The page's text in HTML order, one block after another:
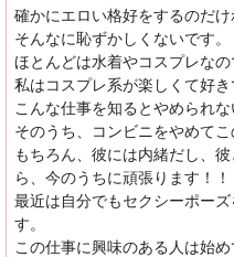
確かにエロい格好をするのだ
そんなに恥ずかしくないです。
ほとんどは水着やコスプレなの
私はコスプレ系が楽しくて好き
こんな仕事を知るとやめられな
そのうち、コンビニをやめてこ
もちろん、彼には内緒だし、
ら、今のうちに頑張ります！！
最近は自分でもセクシーポー
す。
この仕事に興味のある人は始め